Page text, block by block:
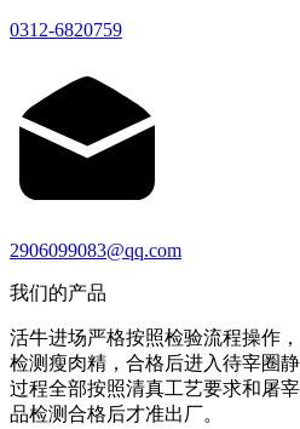
0312-6820759
2906099083@qq.com
我们的产品
活牛进场严格按照检验流程操作
检测瘦肉精，合格后进入待宰圈
过程全部按照清真工艺要求和屠
品检测合格后才准出厂。